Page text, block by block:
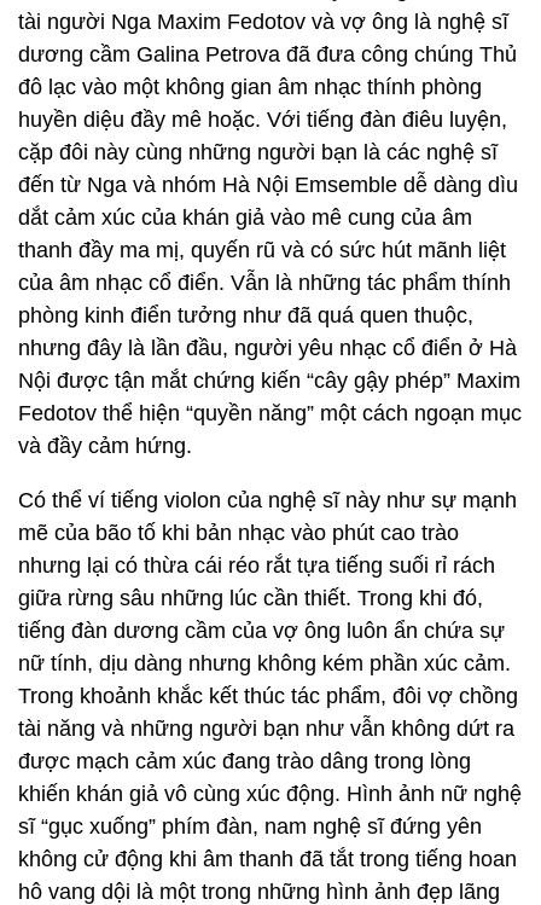
tài người Nga Maxim Fedotov và vợ ông là nghệ sĩ
dương cầm Galina Petrova đã đưa công chúng Thủ
đô lạc vào một không gian âm nhạc thính phòng
huyền diệu đầy mê hoặc. Với tiếng đàn điêu luyện,
cặp đôi này cùng những người bạn là các nghệ sĩ
đến từ Nga và nhóm Hà Nội Emsemble dễ dàng dìu
dắt cảm xúc của khán giả vào mê cung của âm
thanh đầy ma mị, quyến rũ và có sức hút mãnh liệt
của âm nhạc cổ điển. Vẫn là những tác phẩm thính
phòng kinh điển tưởng như đã quá quen thuộc,
nhưng đây là lần đầu, người yêu nhạc cổ điển ở Hà
Nội được tận mắt chứng kiến “cây gậy phép” Maxim
Fedotov thể hiện “quyền năng” một cách ngoạn mục
và đầy cảm hứng.
Có thể ví tiếng violon của nghệ sĩ này như sự mạnh
mẽ của bão tố khi bản nhạc vào phút cao trào
nhưng lại có thừa cái réo rắt tựa tiếng suối rỉ rách
giữa rừng sâu những lúc cần thiết. Trong khi đó,
tiếng đàn dương cầm của vợ ông luôn ẩn chứa sự
nữ tính, dịu dàng nhưng không kém phần xúc cảm.
Trong khoảnh khắc kết thúc tác phẩm, đôi vợ chồng
tài năng và những người bạn như vẫn không dứt ra
được mạch cảm xúc đang trào dâng trong lòng
khiến khán giả vô cùng xúc động. Hình ảnh nữ nghệ
sĩ “gục xuống” phím đàn, nam nghệ sĩ đứng yên
không cử động khi âm thanh đã tắt trong tiếng hoan
hô vang dội là một trong những hình ảnh đẹp lãng